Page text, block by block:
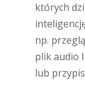
których
np.
plik audio
lub